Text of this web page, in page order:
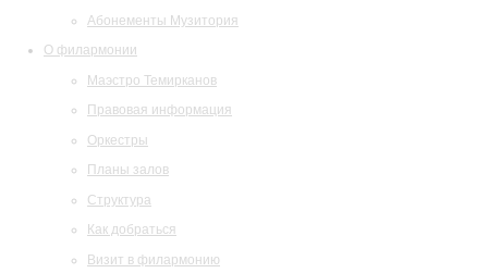
Абонементы Музитория
О филармонии
Маэстро Темирканов
Правовая информация
Оркестры
Планы залов
Структура
Как добраться
Визит в филармонию